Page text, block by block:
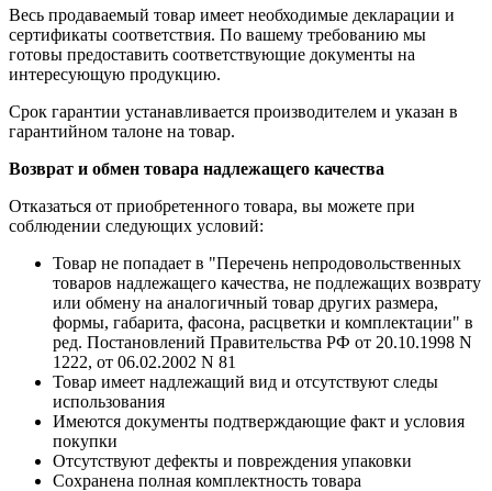
Весь продаваемый товар имеет необходимые декларации и
сертификаты соответствия. По вашему требованию мы
готовы предоставить соответствующие документы на
интересующую продукцию.
Срок гарантии устанавливается производителем и указан в
гарантийном талоне на товар.
Возврат и обмен товара надлежащего качества
Отказаться от приобретенного товара, вы можете при
соблюдении следующих условий:
Товар не попадает в "Перечень непродовольственных
товаров надлежащего качества, не подлежащих возврату
или обмену на аналогичный товар других размера,
формы, габарита, фасона, расцветки и комплектации" в
ред. Постановлений Правительства РФ от 20.10.1998 N
1222, от 06.02.2002 N 81
Товар имеет надлежащий вид и отсутствуют следы
использования
Имеются документы подтверждающие факт и условия
покупки
Отсутствуют дефекты и повреждения упаковки
Сохранена полная комплектность товара